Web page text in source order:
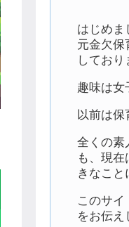
はじめま
元金欠保
しており
趣味は女
以前は保
全くの素
も、現
きなこと
このサイ
をお伝え